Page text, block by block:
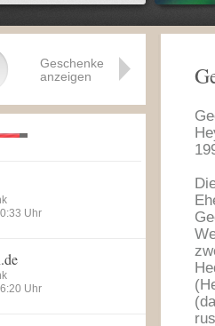
Geschenke
anzeigen
Uhr
Uhr